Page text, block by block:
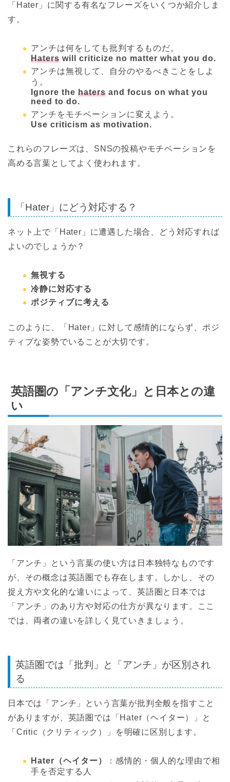
「Hater」に関する有名なフレーズをいくつか紹介しま
す。
アンチは何をしても批判するものだ。
Haters will criticize no matter what you do.
アンチは無視して、自分のやるべきことをしよ
う。
Ignore the haters and focus on what you
need to do.
アンチをモチベーションに変えよう。
Use criticism as motivation.
これらのフレーズは、SNSの投稿やモチベーションを
高める言葉としてよく使われます。
「Hater」にどう対応する？
ネット上で「Hater」に遭遇した場合、どう対応すれば
よいのでしょうか？
無視する
冷静に対応する
ポジティブに考える
このように、「Hater」に対して感情的にならず、ポジ
ティブな姿勢でいることが大切です。
英語圏の「アンチ文化」と日本との違
い
「アンチ」という言葉の使い方は日本独特なものです
が、その概念は英語圏でも存在します。しかし、その
捉え方や文化的な違いによって、英語圏と日本では
「アンチ」のあり方や対応の仕方が異なります。ここ
では、両者の違いを詳しく見ていきましょう。
英語圏では「批判」と「アンチ」が区別され
る
日本では「アンチ」という言葉が批判全般を指すこと
がありますが、英語圏では「Hater（ヘイター）」と
「Critic（クリティック）」を明確に区別します。
Hater（ヘイター）
：感情的・個人的な理由で相
手を否定する人